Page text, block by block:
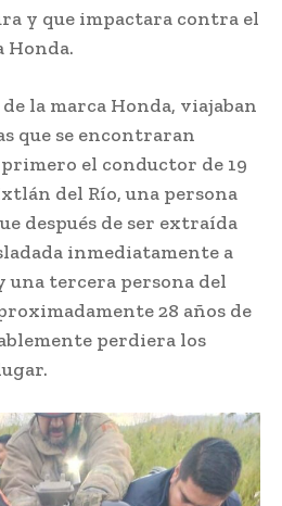
y que impactara contra el
Honda.
la marca Honda, viajaban
que se encontraran
el conductor de 19
del Río, una persona
después de ser extraída
inmediatamente a
una tercera persona del
28 años de
perdiera los